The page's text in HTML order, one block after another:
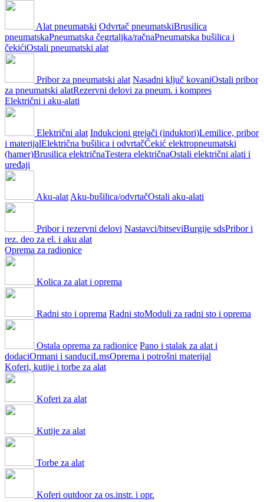
Alat pneumatski Odvrtač pneumatskiBrusilica
pneumatskaPneumatska čegrtaljka/račnaPneumatska bušilica i
čekićiOstali pneumatski alat
Pribor za pneumatski alat Nasadni ključ kovaniOstali pribor
za pneumatski alatRezervni delovi za pneum. i kompres
Električni i aku-alati
Električni alat Indukcioni grejači (induktori)Lemilice, pribor
i materijalElektrična bušilica i odvrtačČekić elektropneumatski
(hamer)Brusilica električnaTestera električnaOstali električni alati i
uređaji
Aku-alat Aku-bušilica/odvrtačOstali aku-alati
Pribor i rezervni delovi Nastavci/bitseviBurgije sdsPribor i
rez. deo za el. i aku alat
Oprema za radionice
Kolica za alat i oprema
Radni sto i oprema Radni stoModuli za radni sto i oprema
Ostala oprema za radionice Pano i stalak za alat i
dodaciOrmani i sanduciLmsOprema i potrošni materijal
Koferi, kutije i torbe za alat
Koferi za alat
Kutije za alat
Torbe za alat
Koferi outdoor za os.instr. i opr.